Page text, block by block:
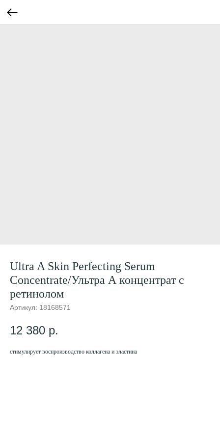
Ultra A Skin Perfecting Serum
Concentrate/Ультра А концентрат с
ретинолом
Артикул: 18168571
12 380 р.
стимулирует воспроизводство коллагена и эластина